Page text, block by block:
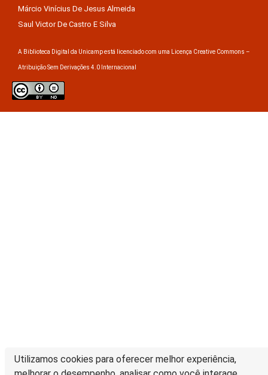
Utilizamos cookies para oferecer melhor experiência,
Márcio Vinícius De Jesus Almeida
Saul Victor De Castro E Silva
A Biblioteca Digital da Unicamp está licenciado com uma Licença Creative Commons –
Atribuição Sem Derivações 4.0 Internacional